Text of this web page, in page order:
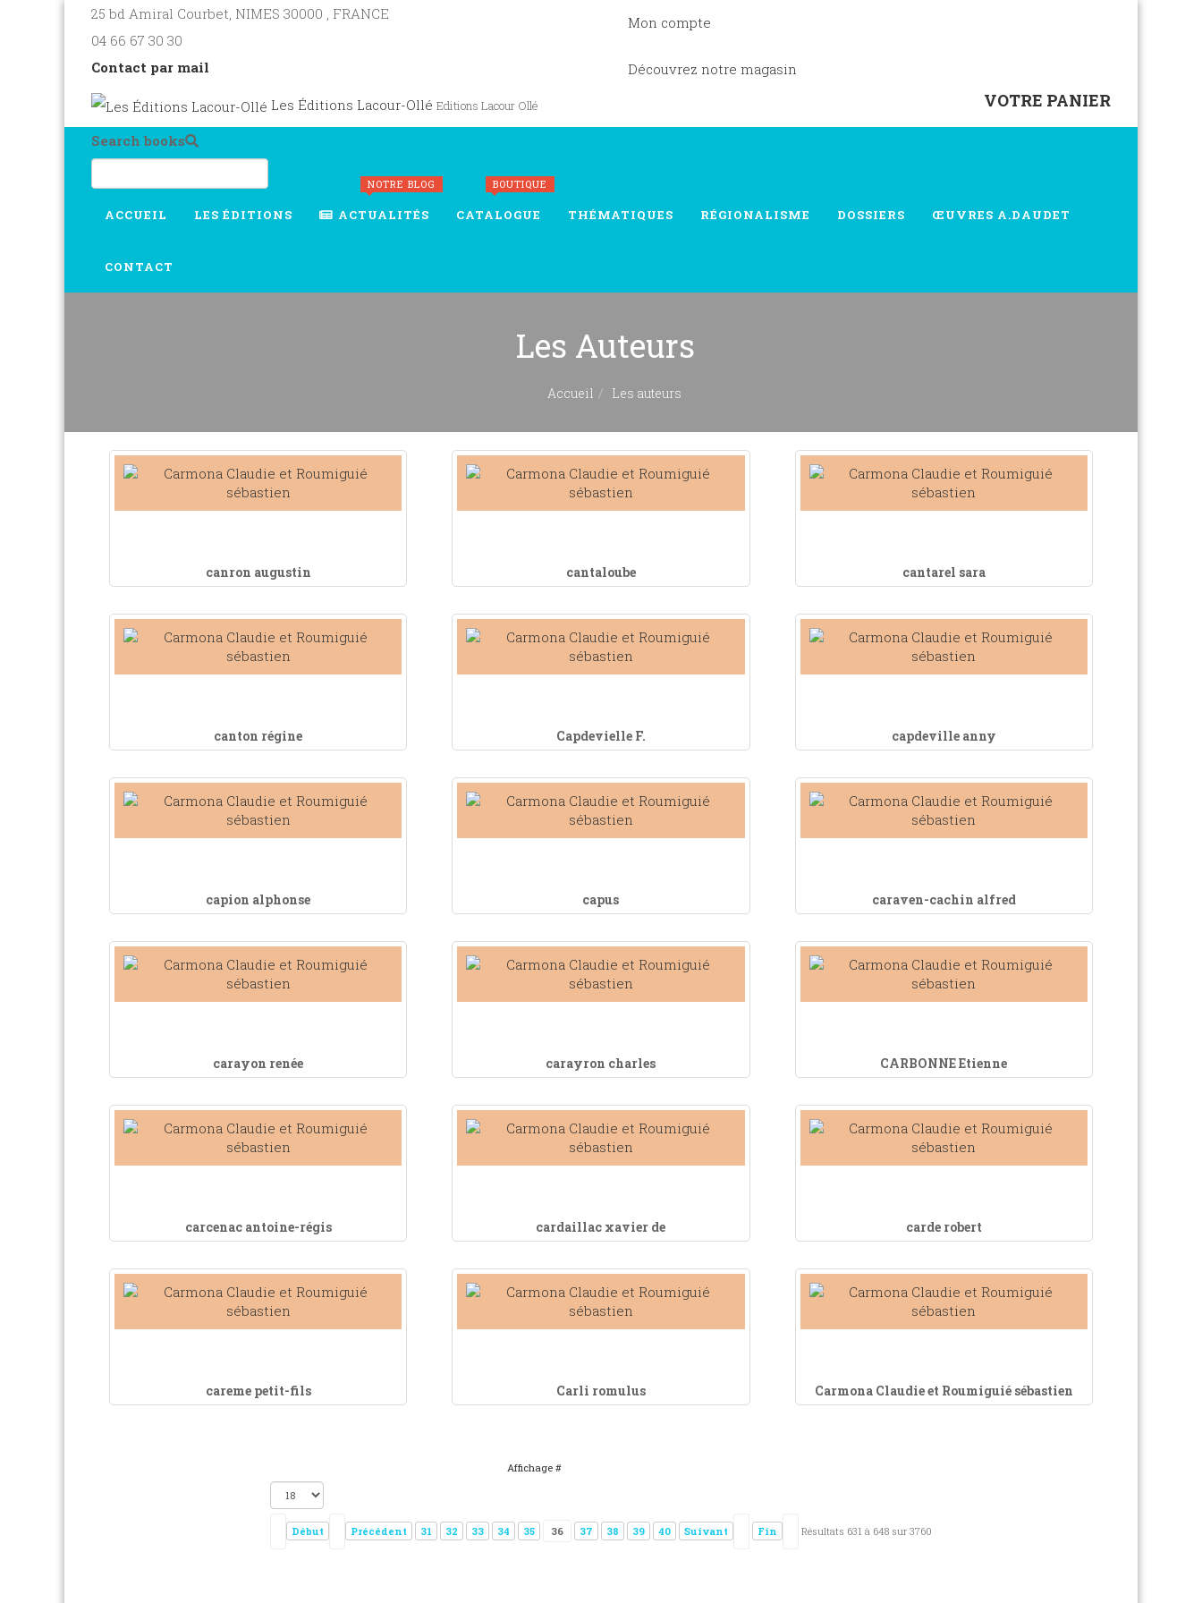
25 bd Amiral Courbet, NIMES 30000 , FRANCE
04 66 67 30 30
Contact par mail
Mon compte
Découvrez notre magasin
Les Éditions Lacour-Ollé Editions Lacour Ollé VOTRE PANIER
Search books
ACCUEIL LES ÉDITIONS ACTUALITÉS
NOTRE BLOG
CATALOGUE
BOUTIQUE
THÉMATIQUES RÉGIONALISME DOSSIERS ŒUVRES A.DAUDET
CONTACT
Les Auteurs
Accueil Les auteurs
canron augustin cantaloube cantarel sara
canton régine Capdevielle F. capdeville anny
capion alphonse capus caraven-cachin alfred
carayon renée carayron charles CARBONNE Etienne
carcenac antoine-régis cardaillac xavier de carde robert
careme petit-fils Carli romulus Carmona Claudie et Roumiguié sébastien
Affichage #
Début Précédent 31 32 33 34 35 36 37 38 39 40 Suivant Fin Résultats 631 à 648 sur 3760